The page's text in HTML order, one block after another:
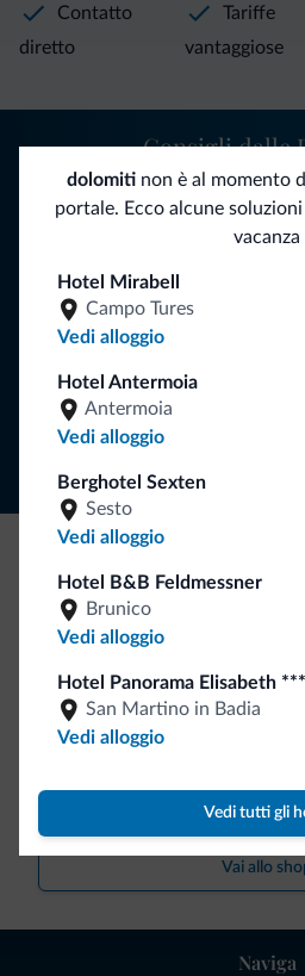
dolomitinon è al momento
portale. Ecco alcune
vacanza
Hotel Mirabell
Campo Tures
Vedi alloggio
Hotel Antermoia
Antermoia
Vedi alloggio
Berghotel Sexten
Sesto
Vedi alloggio
Hotel B&B Feldmessner
Brunico
Vedi alloggio
Hotel Panorama Elisabeth
San Martino in Badia
Vedi alloggio
Vedi tutti gli
Contatto
diretto
Tariffe
vantaggiose
Consigli dalle
Riceverai informazioni, offerte
Be Original, scopri la
Ce l'avete chiesto in tanti. Ecco
Dolomiti.it!
Vai allo
Naviga